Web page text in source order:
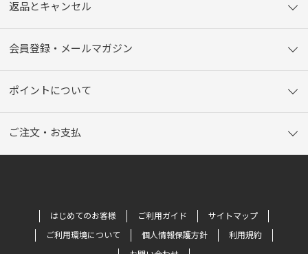
返品とキャンセル
会員登録・メールマガジン
ポイントについて
ご注文・お支払
はじめてのお客様 ご利用ガイド
サイトマップ
ご利用環境について
個人情報保護方針
利用規約